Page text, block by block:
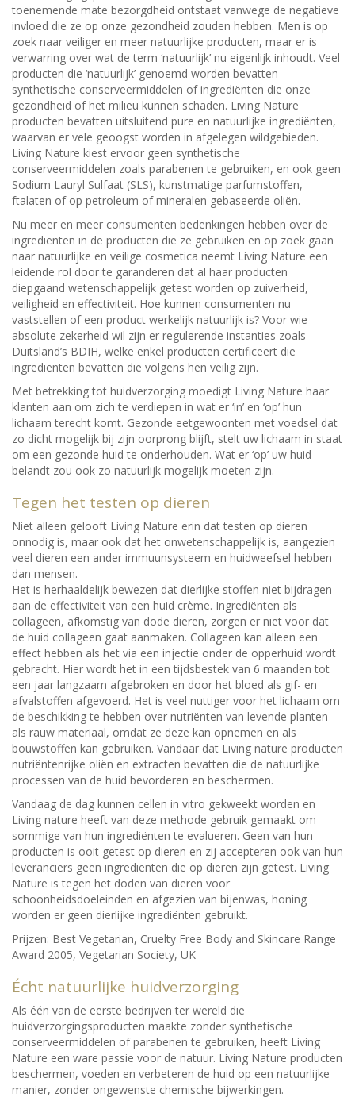
toenemende mate bezorgdheid ontstaat vanwege de negatieve
invloed die ze op onze gezondheid zouden hebben. Men is op
zoek naar veiliger en meer natuurlijke producten, maar er is
verwarring over wat de term ‘natuurlijk’ nu eigenlijk inhoudt. Veel
producten die ‘natuurlijk’ genoemd worden bevatten
synthetische conserveermiddelen of ingrediënten die onze
gezondheid of het milieu kunnen schaden. Living Nature
producten bevatten uitsluitend pure en natuurlijke ingrediënten,
waarvan er vele geoogst worden in afgelegen wildgebieden.
Living Nature kiest ervoor geen synthetische
conserveermiddelen zoals parabenen te gebruiken, en ook geen
Sodium Lauryl Sulfaat (SLS), kunstmatige parfumstoffen,
ftalaten of op petroleum of mineralen gebaseerde oliën.
Nu meer en meer consumenten bedenkingen hebben over de
ingrediënten in de producten die ze gebruiken en op zoek gaan
naar natuurlijke en veilige cosmetica neemt Living Nature een
leidende rol door te garanderen dat al haar producten
diepgaand wetenschappelijk getest worden op zuiverheid,
veiligheid en effectiviteit. Hoe kunnen consumenten nu
vaststellen of een product werkelijk natuurlijk is? Voor wie
absolute zekerheid wil zijn er regulerende instanties zoals
Duitsland’s BDIH, welke enkel producten certificeert die
ingrediënten bevatten die volgens hen veilig zijn.
Met betrekking tot huidverzorging moedigt Living Nature haar
klanten aan om zich te verdiepen in wat er ‘in’ en ‘op’ hun
lichaam terecht komt. Gezonde eetgewoonten met voedsel dat
zo dicht mogelijk bij zijn oorprong blijft, stelt uw lichaam in staat
om een gezonde huid te onderhouden. Wat er ‘op’ uw huid
belandt zou ook zo natuurlijk mogelijk moeten zijn.
Tegen het testen op dieren
Niet alleen gelooft Living Nature erin dat testen op dieren
onnodig is, maar ook dat het onwetenschappelijk is, aangezien
veel dieren een ander immuunsysteem en huidweefsel hebben
dan mensen.
Het is herhaaldelijk bewezen dat dierlijke stoffen niet bijdragen
aan de effectiviteit van een huid crème. Ingrediënten als
collageen, afkomstig van dode dieren, zorgen er niet voor dat
de huid collageen gaat aanmaken. Collageen kan alleen een
effect hebben als het via een injectie onder de opperhuid wordt
gebracht. Hier wordt het in een tijdsbestek van 6 maanden tot
een jaar langzaam afgebroken en door het bloed als gif- en
afvalstoffen afgevoerd. Het is veel nuttiger voor het lichaam om
de beschikking te hebben over nutriënten van levende planten
als rauw materiaal, omdat ze deze kan opnemen en als
bouwstoffen kan gebruiken. Vandaar dat Living nature producten
nutriëntenrijke oliën en extracten bevatten die de natuurlijke
processen van de huid bevorderen en beschermen.
Vandaag de dag kunnen cellen in vitro gekweekt worden en
Living nature heeft van deze methode gebruik gemaakt om
sommige van hun ingrediënten te evalueren. Geen van hun
producten is ooit getest op dieren en zij accepteren ook van hun
leveranciers geen ingrediënten die op dieren zijn getest. Living
Nature is tegen het doden van dieren voor
schoonheidsdoeleinden en afgezien van bijenwas, honing
worden er geen dierlijke ingrediënten gebruikt.
Prijzen: Best Vegetarian, Cruelty Free Body and Skincare Range
Award 2005, Vegetarian Society, UK
Écht natuurlijke huidverzorging
Als één van de eerste bedrijven ter wereld die
huidverzorgingsproducten maakte zonder synthetische
conserveermiddelen of parabenen te gebruiken, heeft Living
Nature een ware passie voor de natuur. Living Nature producten
beschermen, voeden en verbeteren de huid op een natuurlijke
manier, zonder ongewenste chemische bijwerkingen.